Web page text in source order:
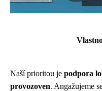
Naší prioritou je podpora
provozoven. Angažujeme